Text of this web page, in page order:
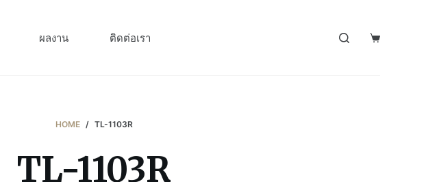
ผลงาน ติดต่อเรา
HOME / TL-1103R
TL-1103R